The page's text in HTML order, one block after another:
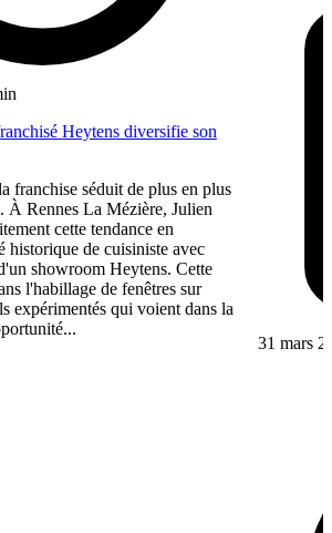
Heytens diversifie son
franchise séduit de plus en plus
À Rennes La Mézière, Julien
cette tendance en
historique de cuisiniste avec
showroom Heytens. Cette
l'habillage de fenêtres sur
expérimentés qui voient dans la
31 mars